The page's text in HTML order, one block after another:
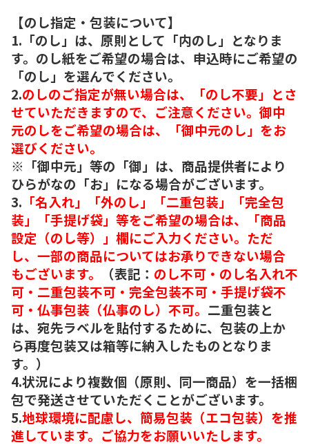
【のし指定・包装について】
1.「のし」は、原則として「内のし」となりま
す。のし紙をご希望の場合は、申込時にご希望の
「のし」を選んでください。
2.のしのご指定が無い場合は、「のし不要」とさ
せていただきますので、ご注意ください。御中
元のしをご希望の場合は、「御中元のし」をお
選びください。
※「御中元」等の「御」は、商品提供者により
ひらがなの「お」になる場合がございます。
3. 「名入れ」「外のし」「二重包装」「完全包
装」「手提げ袋」等をご希望の場合は、「商品
設定（のし等）」欄にご入力ください。ただ
し、一部の商品についてはお承りできない場合
もございます。
（表記： のし不可・のし名入れ不
可・二重包装不可・完全包装不可・手提げ袋不
可・仏事包装（仏事のし）不可。 二重包装と
は、宛先ラベルを貼付するために、包装の上か
ら再度包装又は箱等に納入したものとなりま
す。）
4.状況により複数個（原則、同一商品）を一括梱
包で発送させていただくことがございます。
5.地球環境に配慮し、簡易包装（エコ包装）を推
進しています。ご協力をお願いいたします。